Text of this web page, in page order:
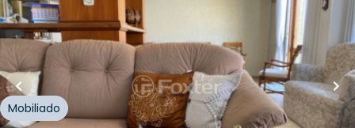
226m²•4quartos•1
Casa
Rua Três de Outubro
Ideal ,Novo Hamburgo
Mobiliado